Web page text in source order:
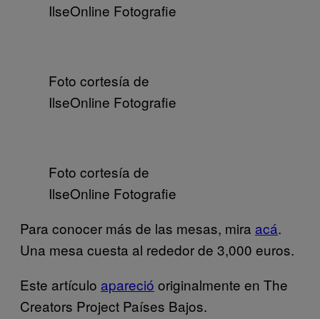
IlseOnline Fotografie
Foto cortesía de
IlseOnline Fotografie
Foto cortesía de
IlseOnline Fotografie
Para conocer más de las mesas, mira acá.
Una mesa cuesta al rededor de 3,000 euros.
Este artículo apareció originalmente en The
Creators Project Países Bajos.